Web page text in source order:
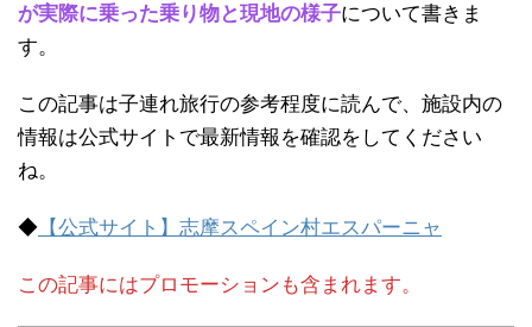
が実際に乗った乗り物と現地の様子について書きま
す。
この記事は子連れ旅行の参考程度に読んで、施設内の
情報は公式サイトで最新情報を確認をしてください
ね。
◆ 【公式サイト】志摩スペイン村エスパーニャ
この記事にはプロモーションも含まれます。